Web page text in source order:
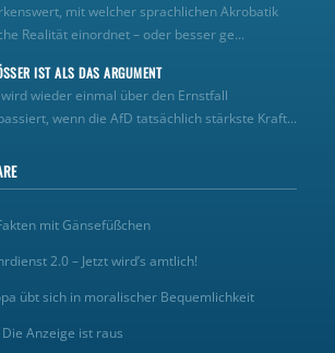
mit welcher sprachlichen Akrobatik
Realität einordnet – oder besser ge...
IST ALS DAS ARGUMENT
wieder einmal über den Ernstfall
wenn die AfD tatsächlich stärkste Kraft...
mit Gänsefüßchen
2.0 – Jetzt wird’s amtlich!
übt sich in moralischer Bequemlichkeit
Die Anzeige ist raus